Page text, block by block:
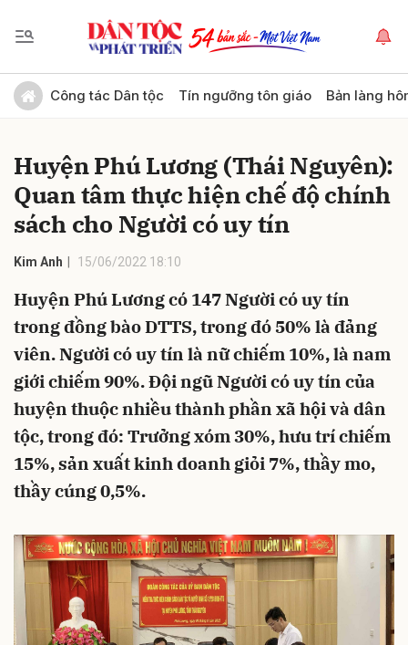
Công tác Dân tộc Tín ngưỡng tôn giáo Bản làng
Huyện Phú Lương (Thái Nguyên):
Quan tâm thực hiện chế độ chính
sách cho Người có uy tín
Kim Anh 15/06/2022 18:10
Huyện Phú Lương có 147 Người có uy tín
trong đồng bào DTTS, trong đó 50% là đảng
viên. Người có uy tín là nữ chiếm 10%, là nam
giới chiếm 90%. Đội ngũ Người có uy tín của
huyện thuộc nhiều thành phần xã hội và dân
tộc, trong đó: Trưởng xóm 30%, hưu trí chiếm
15%, sản xuất kinh doanh giỏi 7%, thầy mo,
thầy cúng 0,5%.
Gửi bình luận